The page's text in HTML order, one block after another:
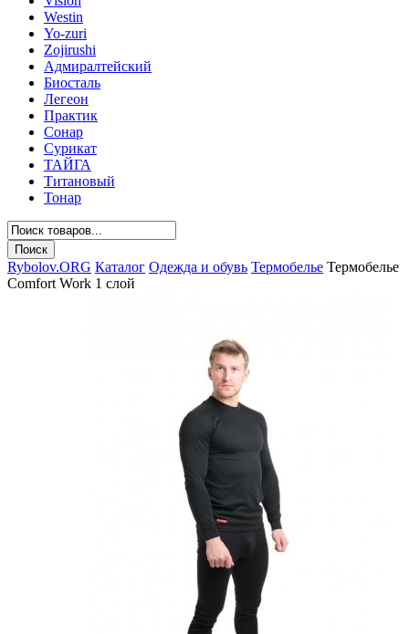
Westin
Yo-zuri
Zojirushi
Адмиралтейский
Биосталь
Легеон
Практик
Сонар
Сурикат
ТАЙГА
Титановый
Тонар
Rybolov.ORG Каталог Одежда и обувь Термобелье Термобелье
Comfort Work 1 слой